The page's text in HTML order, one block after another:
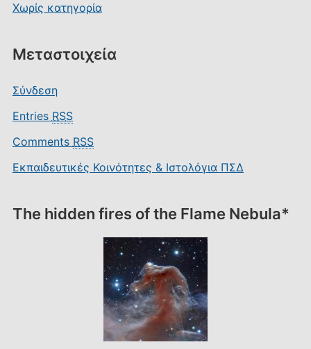
Χωρίς κατηγορία
Μεταστοιχεία
Σύνδεση
Entries RSS
Comments RSS
Εκπαιδευτικές Κοινότητες & Ιστολόγια ΠΣΔ
The hidden fires of the Flame Nebula*